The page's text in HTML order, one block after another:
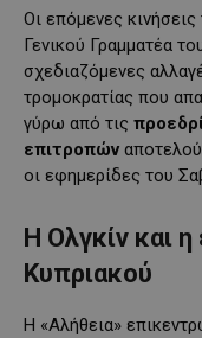
Οι επόμενες
Γενικού Γραμματέα
σχεδιαζόμενες
τρομοκρατίας που
γύρω από τις
επιτροπών
οι εφημερίδες του
Η Ολγκίν και
Κυπριακού
Η «Αλήθεια»